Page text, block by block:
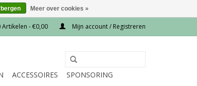
Artikelen - €0,00 Mijn account / Registreren
ACCESSOIRES
SPONSORING
Meer over cookies »